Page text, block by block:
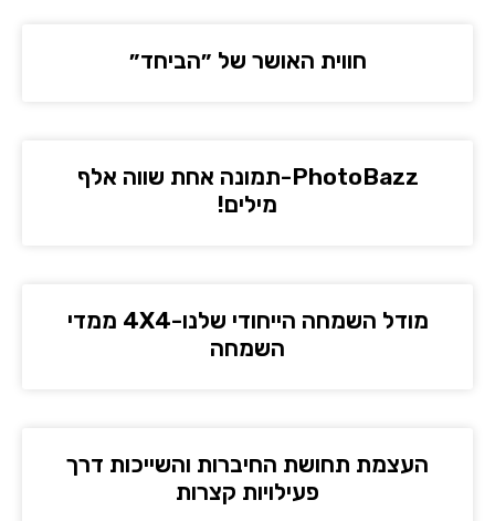
חווית האושר של ״הביחד״
PhotoBazz-תמונה אחת שווה אלף
מילים!
מודל השמחה הייחודי שלנו-4X4 ממדי
השמחה
העצמת תחושת החיברות והשייכות דרך
פעילויות קצרות